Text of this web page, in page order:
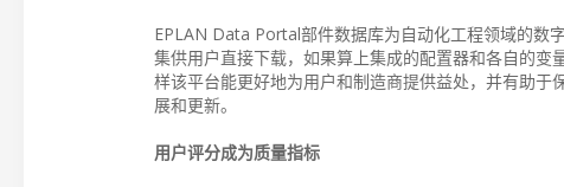
EPLAN Data Portal部件数据库为自动化工程领域的数
集供用户直接下载，如果算上集成的配置器和各自的
样该平台能更好地为用户和制造商提供益处，并有助
展和更新。
用户评分成为质量指标